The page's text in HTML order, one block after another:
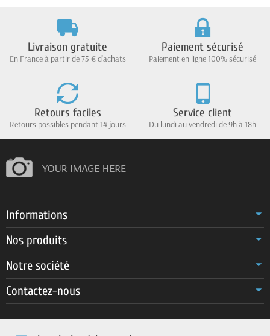
Livraison gratuite
En France à partir de 75 € d'achats
Paiement sécurisé
Paiement en ligne 100% sécurisé
Retours faciles
Retours possibles pendant 14 jours
Service client
Du lundi au vendredi de 9h à 18h
Informations
Nos produits
Notre société
Contactez-nous